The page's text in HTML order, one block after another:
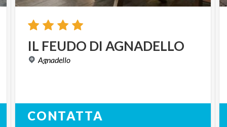
IL FEUDO DI AGNADELLO
Agnadello
CONTATTA